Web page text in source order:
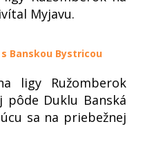
Myjavu.
Banskou Bystricou
ligy Ružomberok
Duklu Banská
sa na priebežnej